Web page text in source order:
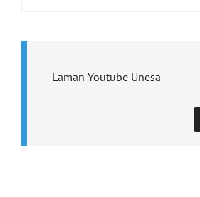
Laman Youtube Unesa